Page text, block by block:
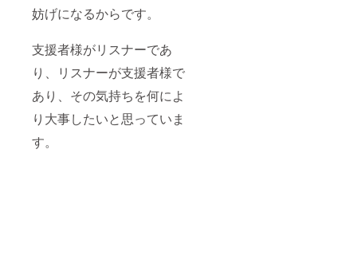
妨げになるからです。
支援者様がリスナーであ
り、リスナーが支援者様で
あり、その気持ちを何によ
り大事したいと思っていま
す。